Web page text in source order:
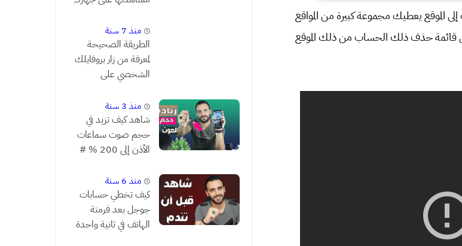
الموقع يعطيك مجموعة كبيرة من المواقع
قائمة حذف ذلك الحساب من ذلك الموقع
منذ 7 سنة
الطريقة الصحيحة
لمعرفة من زار بروفايلك
الشخصي على
منذ 3 سنة
شاهد كيف تزيد في
حجم صوت سماعات
الأذن إلى 200 % #
منذ 6 سنة
كيف تخطي حسابات
جوجل بعد فرمتة
الهاتف في ثانية واحدة